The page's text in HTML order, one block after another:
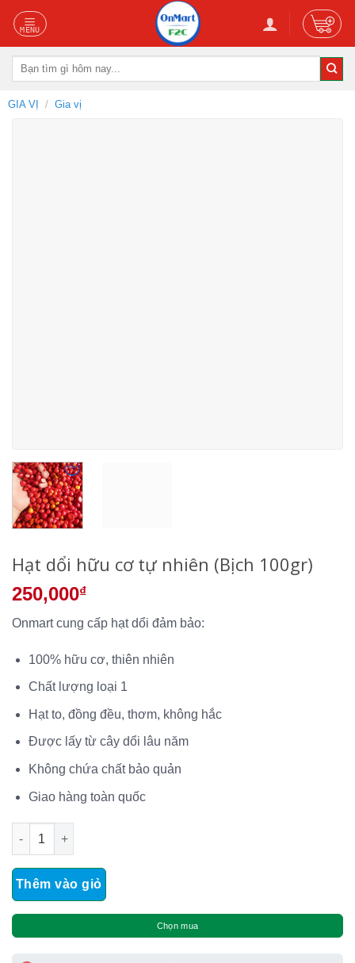
Skip
content
Tìm
GIA VỊ / Gia vị
Hạt dổi hữu cơ tự nhiên (Bịch 100gr)
250,000₫
Onmart cung cấp hạt dổi đảm bảo:
100% hữu cơ, thiên nhiên
Chất lượng loại 1
Hạt to, đồng đều, thơm, không hắc
Được lấy từ cây dổi lâu năm
Không chứa chất bảo quản
Giao hàng toàn quốc
Hạt dổi hữu cơ tự nhiên (Bịch 100gr) số lượng
Thêm vào giỏ
Chọn mua